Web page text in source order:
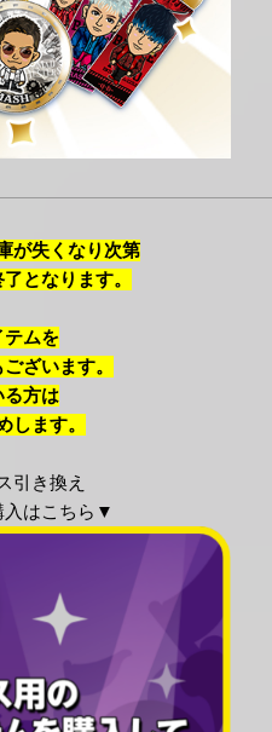
が失くなり次第
となります。
テムを
ざいます。
る方は
します。
引き換え
入はこちら▼